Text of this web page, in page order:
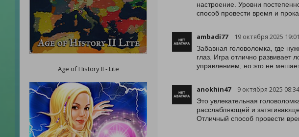
Age of History II - Lite
настроение. Уровни
способ провести время и
ambadi77 19 октября 2025 19:01
Забавная головоломка, где
глаз. Игра отлично развивает
управлением, но это не мешает
anokhin47 9 октября 2025 08:34
Это увлекательная
расслабляющей и
Отличный способ провести